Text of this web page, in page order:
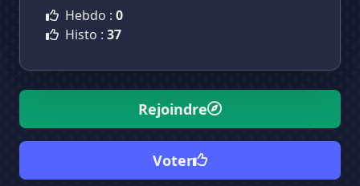
Hebdo : 0
Histo : 37
Rejoindre
Voter